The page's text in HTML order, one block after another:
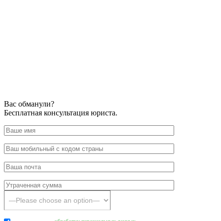
Вас обманули?
Бесплатная консультация юриста.